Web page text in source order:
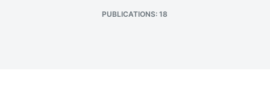
PUBLICATIONS: 18